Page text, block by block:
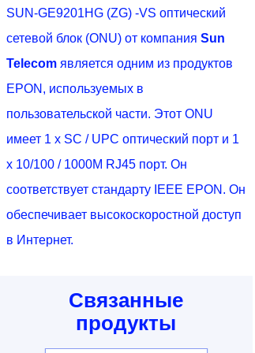
SUN-GE9201HG (ZG) -VS оптический
сетевой блок (ONU) от компания Sun
Telecom является одним из продуктов
EPON, используемых в
пользовательской части. Этот ONU
имеет 1 x SC / UPC оптический порт и 1
x 10/100 / 1000M RJ45 порт. Он
соответствует стандарту IEEE EPON. Он
обеспечивает высокоскоростной доступ
в Интернет.
Связанные
продукты